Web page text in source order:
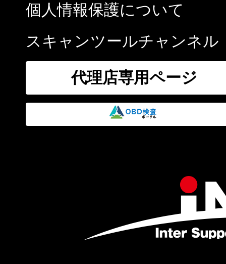
個人情報保護について
スキャンツールチャンネル
代理店専用ページ